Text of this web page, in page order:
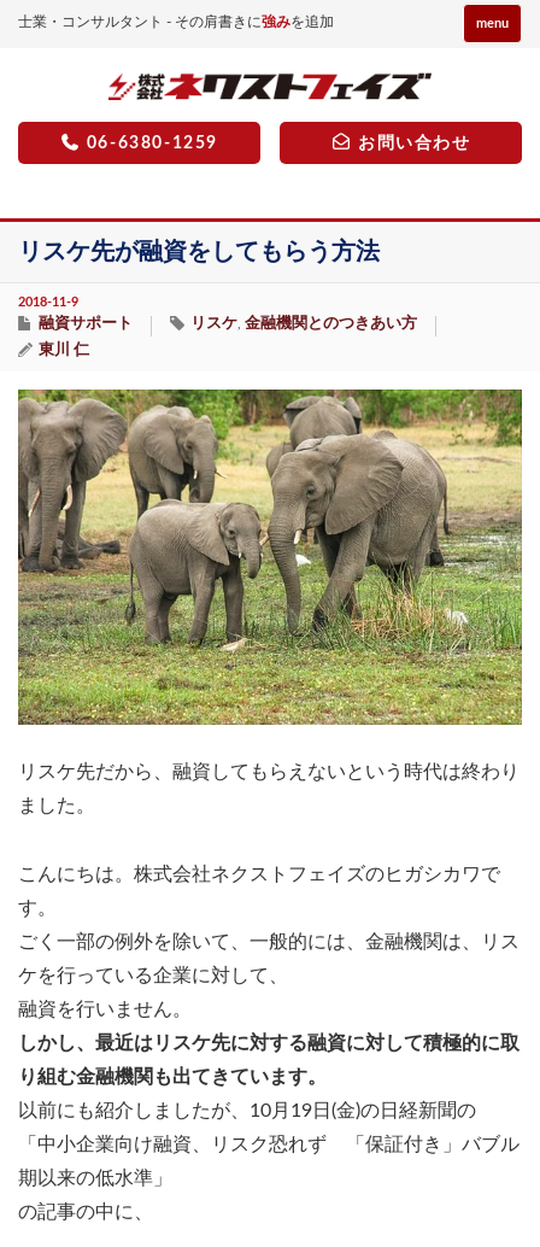
士業・コンサルタント - その肩書きに強みを追加 menu
06-6380-1259 お問い合わせ
リスケ先が融資をしてもらう方法
2018-11-9
融資サポート リスケ 金融機関とのつきあい方
東川 仁
リスケ先だから、融資してもらえないという時代は終わり
ました。
こんにちは。株式会社ネクストフェイズのヒガシカワで
す。
ごく一部の例外を除いて、一般的には、金融機関は、リス
ケを行っている企業に対して、
融資を行いません。
しかし、最近はリスケ先に対する融資に対して積極的に取
り組む金融機関も出てきています。
以前にも紹介しましたが、10月19日(金)の日経新聞の
「中小企業向け融資、リスク恐れず 「保証付き」バブル
期以来の低水準」
の記事の中に、